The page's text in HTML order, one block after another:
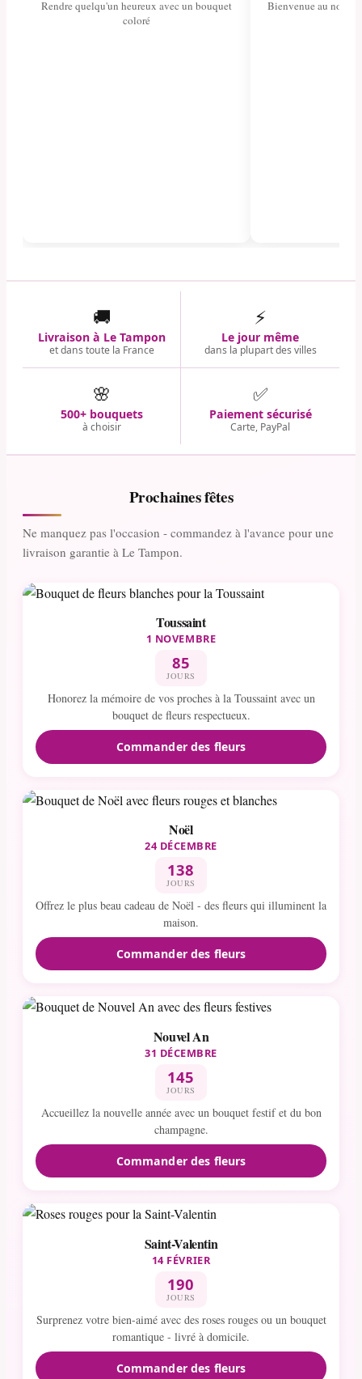
Rendre quelqu'un heureux avec un bouquet
coloré
Bienvenue au
🚚
Livraison à Le Tampon
et dans toute la France
⚡
Le jour même
dans la plupart des villes
🌸
500+ bouquets
à choisir
✅
Paiement sécurisé
Carte, PayPal
Prochaines fêtes
Ne manquez pas l'occasion - commandez à l'avance pour une
livraison garantie à Le Tampon.
Toussaint
1 NOVEMBRE
85
JOURS
Honorez la mémoire de vos proches à la Toussaint avec un
bouquet de fleurs respectueux.
Commander des fleurs
Noël
24 DÉCEMBRE
138
JOURS
Offrez le plus beau cadeau de Noël - des fleurs qui illuminent la
maison.
Commander des fleurs
Nouvel An
31 DÉCEMBRE
145
JOURS
Accueillez la nouvelle année avec un bouquet festif et du bon
champagne.
Commander des fleurs
Saint-Valentin
14 FÉVRIER
190
JOURS
Surprenez votre bien-aimé avec des roses rouges ou un bouquet
romantique - livré à domicile.
Commander des fleurs